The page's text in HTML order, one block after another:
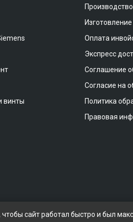
винты
Оплата
Экспресс
Соглашение
Согласие на
Политика
Правовая
чтобы сайт работал быстро и был